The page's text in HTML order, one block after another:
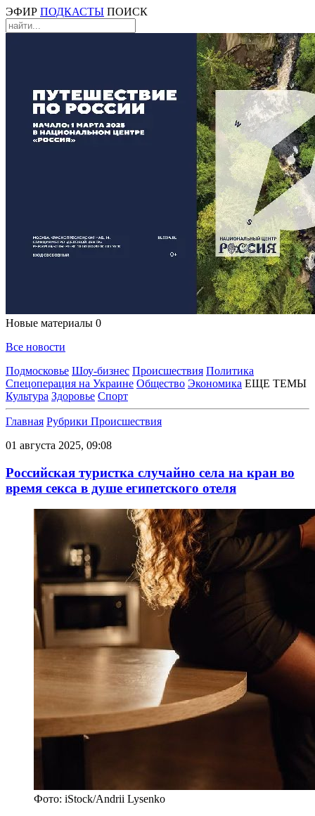
ЭФИР ПОДКАСТЫ ПОИСК
Новые материалы 0
Все новости
Подмосковье Шоу-бизнес Происшествия Политика
Спецоперация на Украине Общество Экономика ЕЩЕ ТЕМЫ
Культура Здоровье Спорт
Главная Рубрики Происшествия
01 августа 2025, 09:08
Российская туристка случайно села на кран во
время секса в душе египетского отеля
Фото: iStock/Andrii Lysenko